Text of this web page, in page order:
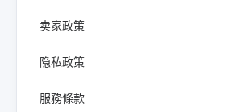
卖家政策
隐私政策
服務條款